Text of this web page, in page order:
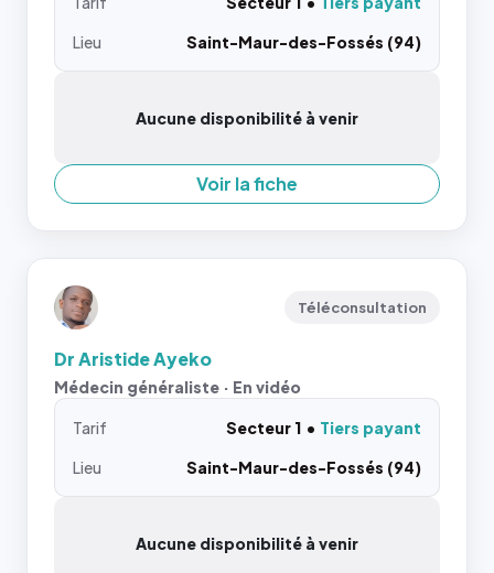
Lieu
Saint-Maur-des-Fossés (94)
Aucune disponibilité à venir
Voir la fiche
Téléconsultation
Dr Aristide Ayeko
Médecin généraliste · En vidéo
Tarif Secteur 1
Tiers payant
Lieu
Saint-Maur-des-Fossés (94)
Aucune disponibilité à venir